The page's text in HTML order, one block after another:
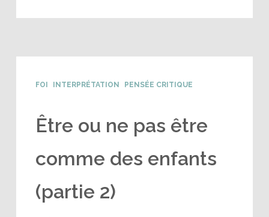
FOI INTERPRÉTATION PENSÉE CRITIQUE
Être ou ne pas être
comme des enfants
(partie 2)